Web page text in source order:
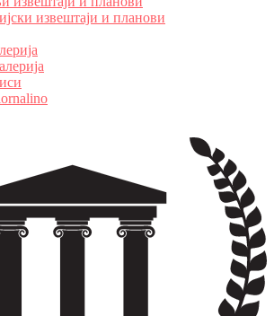
извештаји и планови